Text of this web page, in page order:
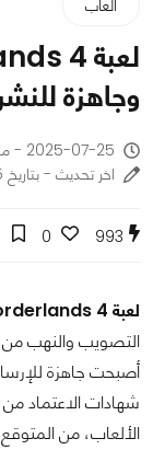
ألعاب
وجاهزة للنشر
2025-07-25 - منذ سنة
اخر تحديث - بتاريخ 2025-07-25
993
0
لعبة Borderlands 4
التصويب والنهب من
أصبحت جاهزة
شهادات الاعتماد من
الألعاب، من